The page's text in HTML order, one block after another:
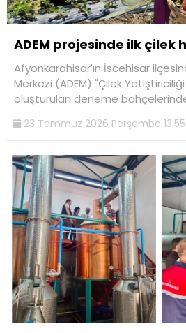
ADEM projesinde ilk çilek
Afyonkarahisar'ın İscehisar
Merkezi (ADEM) "Çilek
oluşturulan deneme
23 Temmuz 2026 Perşembe 13:55